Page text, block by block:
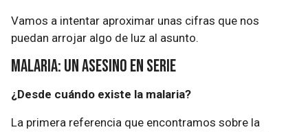
Vamos a intentar aproximar unas cifras que nos
puedan arrojar algo de luz al asunto.
Malaria: un asesino en serie
¿Desde cuándo existe la malaria?
La primera referencia que encontramos sobre la